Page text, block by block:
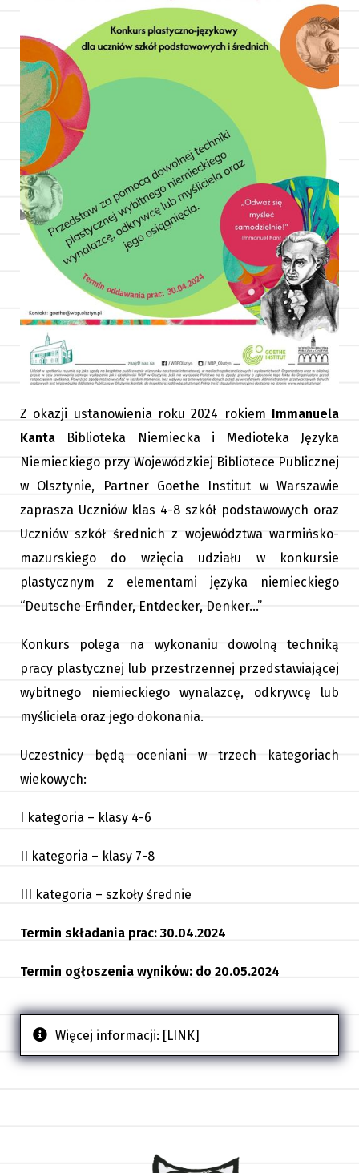
Z okazji ustanowienia roku 2024 rokiem Immanuela
Kanta Biblioteka Niemiecka i Medioteka Języka
Niemieckiego przy Wojewódzkiej Bibliotece Publicznej
w Olsztynie, Partner Goethe Institut w Warszawie
zaprasza Uczniów klas 4-8 szkół podstawowych oraz
Uczniów szkół średnich z województwa warmińsko-
mazurskiego do wzięcia udziału w konkursie
plastycznym z elementami języka niemieckiego
“Deutsche Erfinder, Entdecker, Denker…”
Konkurs polega na wykonaniu dowolną techniką
pracy plastycznej lub przestrzennej przedstawiającej
wybitnego niemieckiego wynalazcę, odkrywcę lub
myśliciela oraz jego dokonania.
Uczestnicy będą oceniani w trzech kategoriach
wiekowych:
I kategoria – klasy 4-6
II kategoria – klasy 7-8
III kategoria – szkoły średnie
Termin składania prac: 30.04.2024
Termin ogłoszenia wyników: do 20.05.2024
Więcej informacji: [LINK]